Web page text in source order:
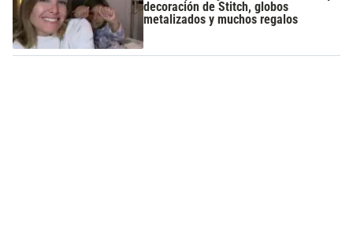
decoración de Stitch, globos
metalizados y muchos regalos